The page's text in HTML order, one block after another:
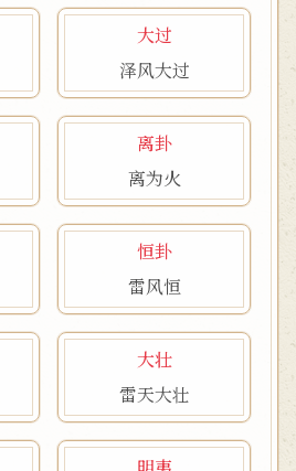
大过
泽风大过
离卦
离为火
恒卦
雷风恒
大壮
雷天大壮